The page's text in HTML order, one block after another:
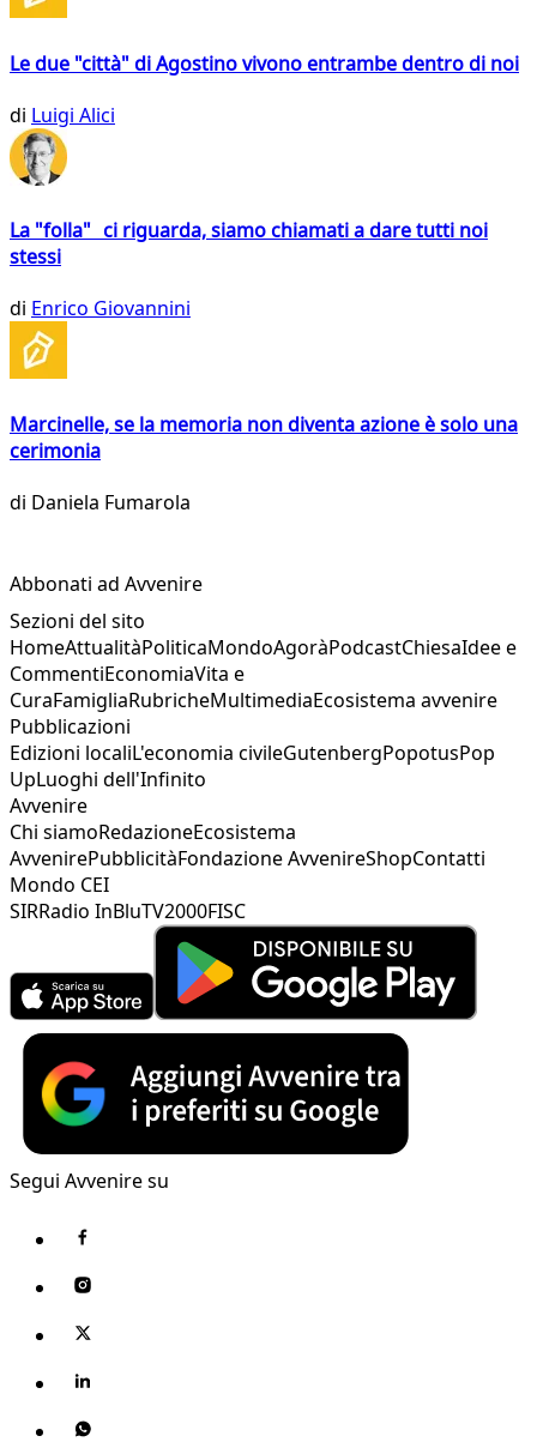
Le due "città" di Agostino vivono entrambe dentro di noi
di Luigi Alici
La "folla" ci riguarda, siamo chiamati a dare tutti noi
stessi
di Enrico Giovannini
Marcinelle, se la memoria non diventa azione è solo una
cerimonia
di Daniela Fumarola
Abbonati ad Avvenire
Sezioni del sito
HomeAttualitàPoliticaMondoAgoràPodcastChiesaIdee e
CommentiEconomiaVita e
CuraFamigliaRubricheMultimediaEcosistema avvenire
Pubblicazioni
Edizioni localiL'economia civileGutenbergPopotusPop
UpLuoghi dell'Infinito
Avvenire
Chi siamoRedazioneEcosistema
AvvenirePubblicitàFondazione AvvenireShopContatti
Mondo CEI
SIRRadio InBluTV2000FISC
Segui Avvenire su